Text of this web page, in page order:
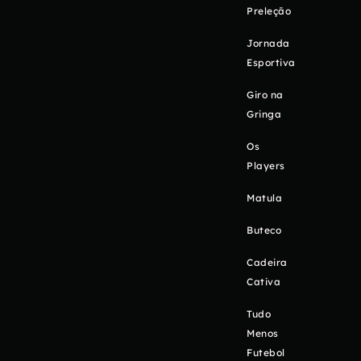
Preleção
Jornada
Esportiva
Giro na
Gringa
Os
Players
Matula
Buteco
Cadeira
Cativa
Tudo
Menos
Futebol